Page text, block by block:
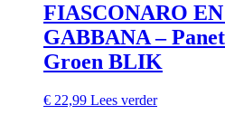
FIASCONARO
GABBANA –
Groen BLIK
€ 22,99 Lees verder